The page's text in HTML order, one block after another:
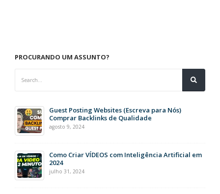
PROCURANDO UM ASSUNTO?
Guest Posting Websites (Escreva para Nós)
Comprar Backlinks de Qualidade
agosto 9, 2024
Como Criar VÍDEOS com Inteligência Artificial em
2024
julho 31, 2024